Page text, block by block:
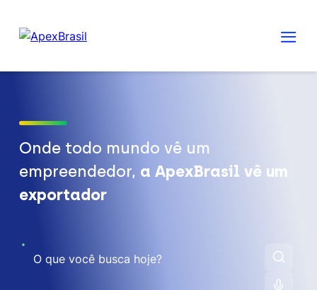
Onde todo mundo vê um
empreendedor, a ApexBrasil vê um
exportador